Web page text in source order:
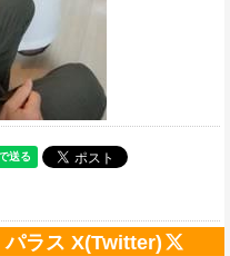
パラス X(Twitter)